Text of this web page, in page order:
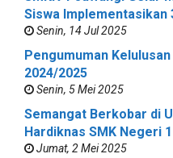
Siswa Implementasikan
Senin, 14 Jul 2025
Pengumuman
2024/2025
Senin, 5 Mei 2025
Semangat Berkobar di
Hardiknas SMK Negeri
Jumat, 2 Mei 2025